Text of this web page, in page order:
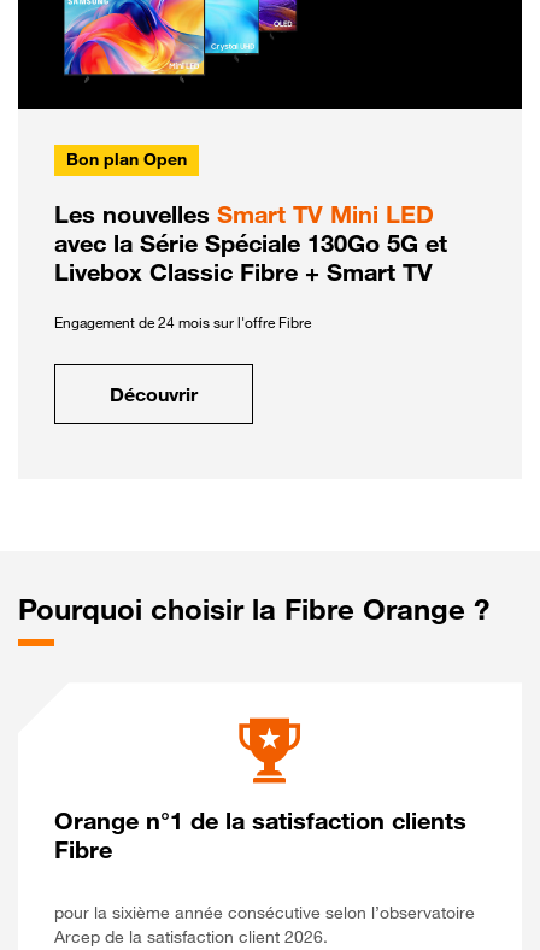
Bon plan Open
Les nouvelles Smart TV Mini LED
avec la Série Spéciale 130Go 5G et
Livebox Classic Fibre + Smart TV
Engagement de 24 mois sur l'offre Fibre
Découvrir
Pourquoi choisir la Fibre Orange ?
Orange n°1 de la satisfaction clients
Fibre
pour la sixième année consécutive selon l’observatoire
Arcep de la satisfaction client 2026.